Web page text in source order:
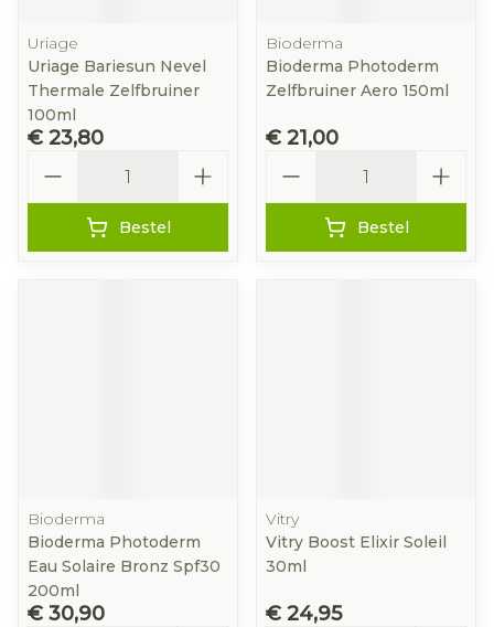
Uriage
Uriage Bariesun Nevel
Thermale Zelfbruiner
100ml
€ 23,80
Bestel
Bioderma
Bioderma Photoderm
Zelfbruiner Aero 150ml
€ 21,00
Bestel
Bioderma
Bioderma Photoderm
Eau Solaire Bronz Spf30
200ml
€ 30,90
Vitry
Vitry Boost Elixir Soleil
30ml
€ 24,95